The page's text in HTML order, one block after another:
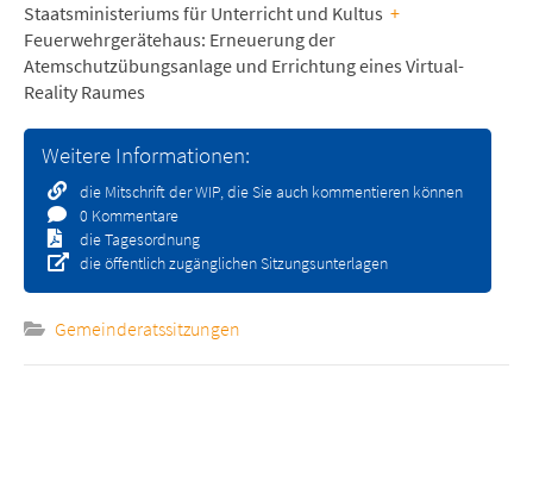
Staatsministeriums für Unterricht und Kultus +
Feuerwehrgerätehaus: Erneuerung der
Atemschutzübungsanlage und Errichtung eines Virtual-
Reality Raumes
Weitere Informationen:
die Mitschrift der WIP, die Sie auch kommentieren können
0 Kommentare
die Tagesordnung
die öffentlich zugänglichen Sitzungsunterlagen
Gemeinderatssitzungen